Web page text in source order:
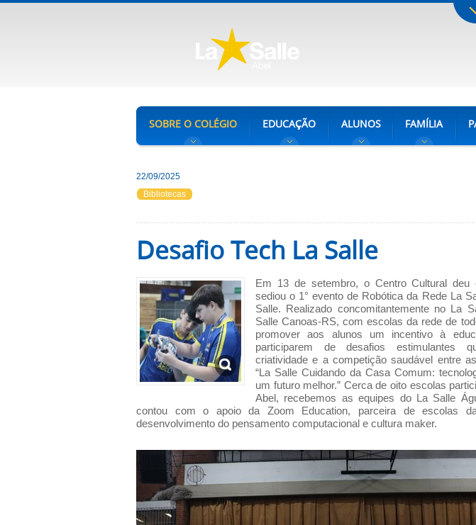
SOBRE O COLÉGIO EDUCAÇÃO ALUNOS FAMÍLIA
22/09/2025
Bibliotecas
Desafio Tech La Salle
Em 13 de setembro, o Centro Cultural deu
sediou o 1° evento de Robótica da Rede La
Salle. Realizado concomitantemente no La
Salle Canoas-RS, com escolas da rede de
promover aos alunos um incentivo à
participarem de desafios estimulantes
criatividade e a competição saudável entre
“La Salle Cuidando da Casa Comum:
um futuro melhor.” Cerca de oito escolas
Abel, recebemos as equipes do La Salle
contou com o apoio da Zoom Education, parceira de escolas
desenvolvimento do pensamento computacional e cultura maker.